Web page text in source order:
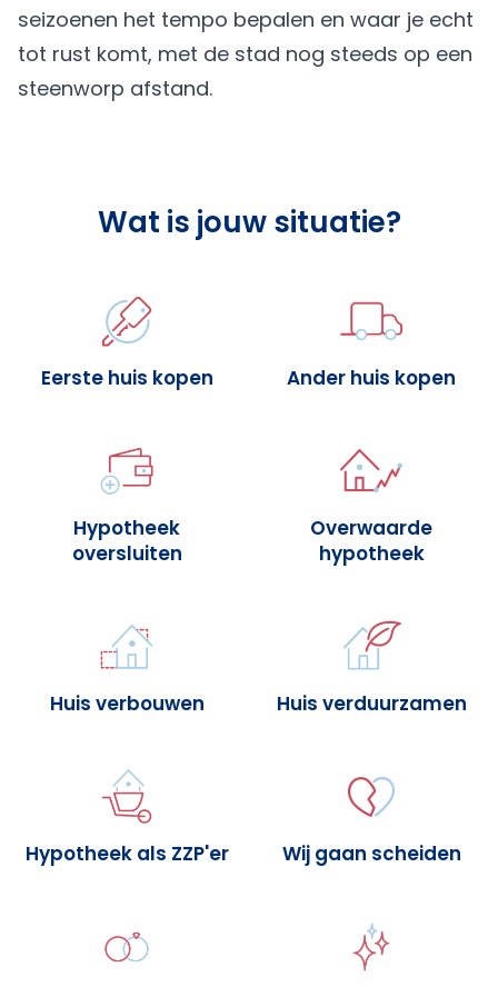
seizoenen het tempo bepalen en waar je echt
tot rust komt, met de stad nog steeds op een
steenworp afstand.
Wat is jouw situatie?
Eerste huis kopen Ander huis kopen
Hypotheek
oversluiten
Overwaarde
hypotheek
Huis verbouwen Huis verduurzamen
Hypotheek als ZZP'er Wij gaan scheiden